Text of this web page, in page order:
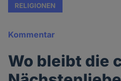
RELIGIONEN
Kommentar
Wo bleibt die